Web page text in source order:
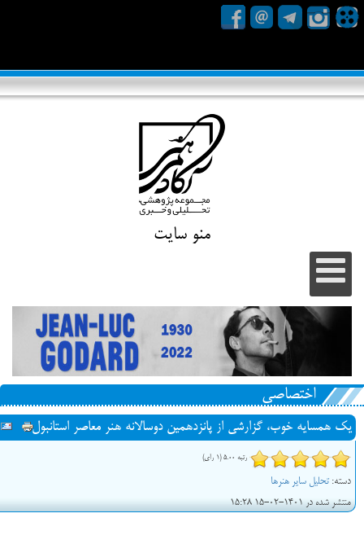
منو سایت
اختصاصی
یک همسایه خوب، گزارشی از پانزدهمین دوسالانه هنر معاصر استانبول
رتبه 5.00 (1 رای)
دسته: تحلیل سایر هنرها
منتشر شده در 1401-02-15 15:28